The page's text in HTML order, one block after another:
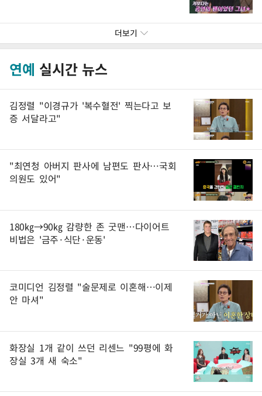
더보기
연예 실시간 뉴스
김정렬 "이경규가 '복수혈전' 찍는다고 보
증 서달라고"
"최연청 아버지 판사에 남편도 판사…국회
의원도 있어"
180㎏→90㎏ 감량한 존 굿맨…다이어트
비법은 '금주·식단·운동'
코미디언 김정렬 "술문제로 이혼해…이제
안 마셔"
화장실 1개 같이 쓰던 리센느 "99평에 화
장실 3개 새 숙소"